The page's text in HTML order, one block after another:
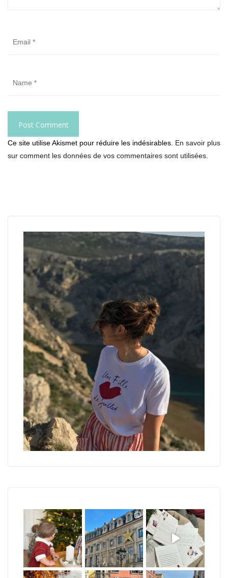
Ce site utilise Akismet pour réduire les indésirables. En savoir plus
sur comment les données de vos commentaires sont utilisées